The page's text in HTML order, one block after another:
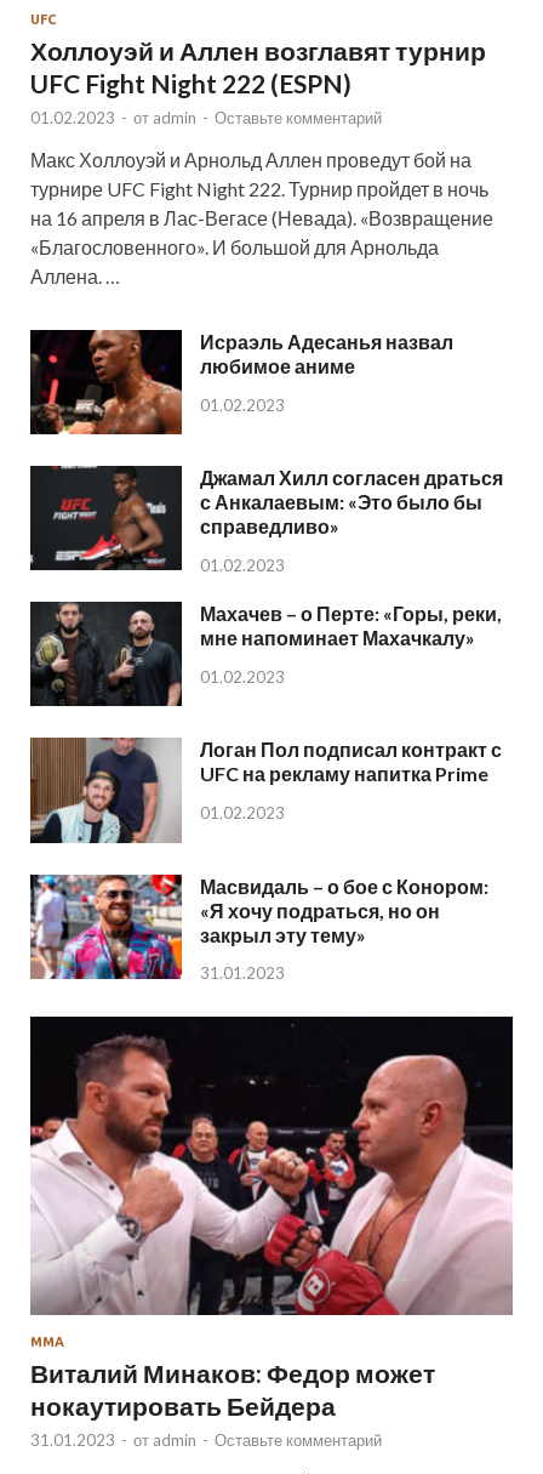
UFC
Холлоуэй и Аллен возглавят турнир
UFC Fight Night 222 (ESPN)
01.02.2023 - от admin - Оставьте комментарий
Макс Холлоуэй и Арнольд Аллен проведут бой на
турнире UFC Fight Night 222. Турнир пройдет в ночь
на 16 апреля в Лас-Вегасе (Невада). «Возвращение
«Благословенного». И большой для Арнольда
Аллена. …
Исраэль Адесанья назвал
любимое аниме
01.02.2023
Джамал Хилл согласен драться
с Анкалаевым: «Это было бы
справедливо»
01.02.2023
Махачев – о Перте: «Горы, реки,
мне напоминает Махачкалу»
01.02.2023
Логан Пол подписал контракт с
UFC на рекламу напитка Prime
01.02.2023
Масвидаль – о бое с Конором:
«Я хочу подраться, но он
закрыл эту тему»
31.01.2023
ММА
Виталий Минаков: Федор может
нокаутировать Бейдера
31.01.2023 - от admin - Оставьте комментарий